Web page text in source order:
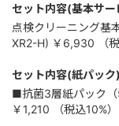
セット内容(基本サー
点検クリーニング基
XR2-H) ￥6,930 （
セット内容(紙パック)
■抗菌3層紙パック
￥1,210
（税込10%）